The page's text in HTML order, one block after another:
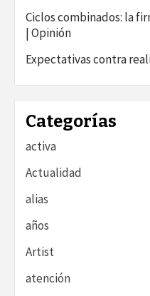
Ciclos combinados: la
| Opinión
Expectativas contra
Categorías
activa
Actualidad
alias
años
Artist
atención